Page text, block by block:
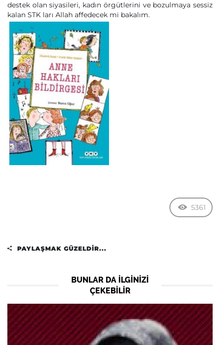
destek olan siyasileri, kadın örgütlerini ve bozulmaya sessiz
kalan STK ları Allah affedecek mi bakalım.
5361
PAYLAŞMAK GÜZELDIR...
BUNLAR DA ILGINIZI
ÇEKEBILIR